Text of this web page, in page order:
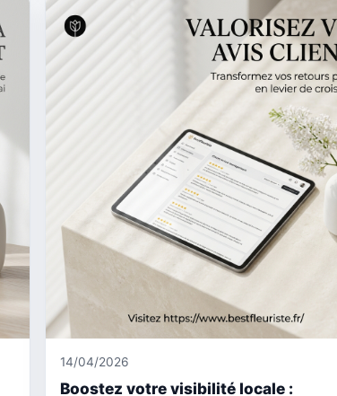
14/04/2026
Boostez votre visibilité locale :